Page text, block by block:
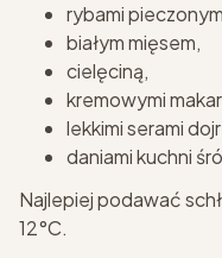
rybami
białym mięsem,
cielęciną,
kremowymi
lekkimi serami
daniami kuchni
Najlepiej podawać
12°C.